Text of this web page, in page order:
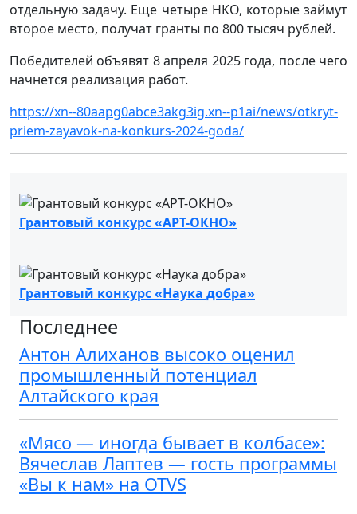
отдельную задачу. Еще четыре НКО, которые займут
второе место, получат гранты по 800 тысяч рублей.
Победителей объявят 8 апреля 2025 года, после чего
начнется реализация работ.
https://xn--80aapg0abce3akg3ig.xn--p1ai/news/otkryt-
priem-zayavok-na-konkurs-2024-goda/
Грантовый конкурс «АРТ-ОКНО»
Грантовый конкурс «Наука добра»
Последнее
Антон Алиханов высоко оценил
промышленный потенциал
Алтайского края
«Мясо — иногда бывает в колбасе»:
Вячеслав Лаптев — гость программы
«Вы к нам» на OTVS